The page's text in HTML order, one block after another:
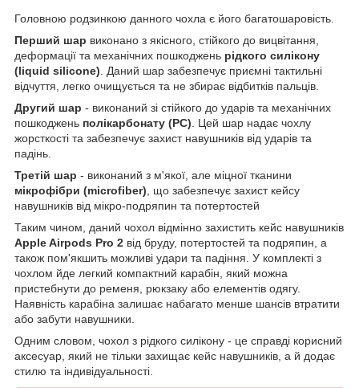
Головною родзинкою данного чохла є його багатошаровість.
Перший шар виконано з якісного, стійкого до вицвітання,
деформації та механічних пошкоджень рідкого силікону
(liquid silicone). Даний шар забезпечує приємні тактильні
відчуття, легко очищується та не збирає відбитків пальців.
Другий шар - виконаний зі стійкого до ударів та механічних
пошкоджень полікарбонату (PC). Цей шар надає чохлу
жорсткості та забезпечує захист навушників від ударів та
падінь.
Третій шар - виконаний з м'якої, але міцної тканини
мікрофібри (microfiber), що забезпечує захист кейсу
навушників від мікро-подряпин та потертостей
Таким чином, даний чохол відмінно захистить кейс навушників
Apple Airpods Pro 2 від бруду, потертостей та подряпин, а
також пом'якшить можливі удари та падіння. У комплекті з
чохлом йде легкий компактний карабін, який можна
пристебнути до ременя, рюкзаку або елементів одягу.
Наявність карабіна залишає набагато менше шансів втратити
або забути навушники.
Одним словом, чохол з рідкого силікону - це справді корисний
аксесуар, який не тільки захищає кейс навушників, а й додає
стилю та індивідуальності.